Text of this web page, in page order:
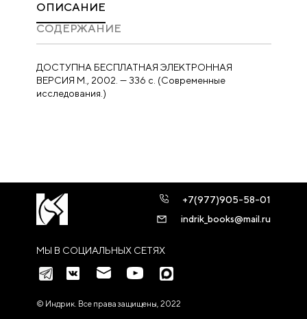
ОПИСАНИЕ
CОДЕРЖАНИЕ
ДОСТУПНА БЕСПЛАТНАЯ ЭЛЕКТРОННАЯ
ВЕРСИЯ М., 2002. — 336 с. (Современные
исследования.)
МЫ В СОЦИАЛЬНЫХ СЕТЯХ
+7(977)905-58-01
indrik_books@mail.ru
© Индрик. Все права защищены, 2022